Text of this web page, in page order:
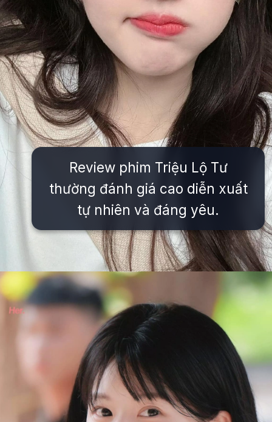
Review phim Triệu Lộ Tư
thường đánh giá cao diễn xuất
tự nhiên và đáng yêu.
Đang mở https://issiloo.edu.vn/trieu-lo-tu